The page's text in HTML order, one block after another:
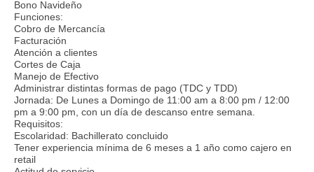
Bono Navideño
Funciones:
Cobro de Mercancía
Facturación
Atención a clientes
Cortes de Caja
Manejo de Efectivo
Administrar distintas formas de pago (TDC y TDD)
Jornada: De Lunes a Domingo de 11:00 am a 8:00 pm / 12:00
pm a 9:00 pm, con un día de descanso entre semana.
Requisitos:
Escolaridad: Bachillerato concluido
Tener experiencia mínima de 6 meses a 1 año como cajero en
retail